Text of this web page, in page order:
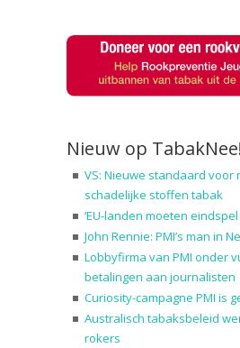
Nieuw op
VS: Nieuwe standaard voor
schadelijke stoffen tabak
‘EU-landen moeten
John Rennie: PMI’s man in
Lobbyfirma van PMI onder
betalingen aan journalisten
Curiosity-campagne PMI is
Australisch tabaksbeleid
rokers